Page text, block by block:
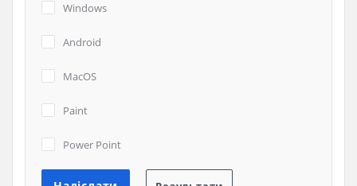
Windows
Android
MacOS
Paint
Power Point